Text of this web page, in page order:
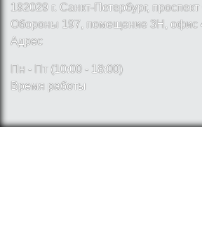
192029 г. Санкт-Петербург,
Обороны 197, помещение 3Н, офис
Адрес
Пн - Пт (10:00 - 18:00)
Время работы